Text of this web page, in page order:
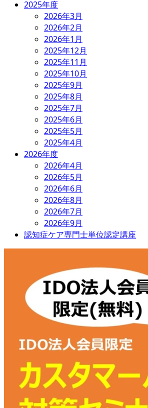
2025年度
2026年3月
2026年2月
2026年1月
2025年12月
2025年11月
2025年10月
2025年9月
2025年8月
2025年7月
2025年6月
2025年5月
2025年4月
2026年度
2026年4月
2026年5月
2026年6月
2026年8月
2026年7月
2026年9月
認知症ケア専門士単位認定講座